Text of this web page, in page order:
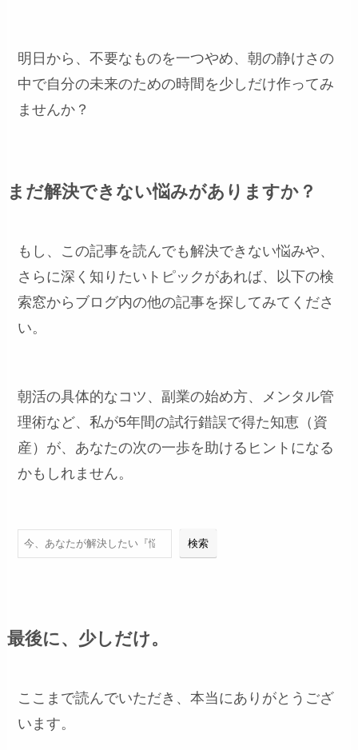
明日から、不要なものを一つやめ、朝の静けさの
中で自分の未来のための時間を少しだけ作ってみ
ませんか？
まだ解決できない悩みがありますか？
もし、この記事を読んでも解決できない悩みや、
さらに深く知りたいトピックがあれば、以下の検
索窓からブログ内の他の記事を探してみてくださ
い。
朝活の具体的なコツ、副業の始め方、メンタル管
理術など、私が5年間の試行錯誤で得た知恵（資
産）が、あなたの次の一歩を助けるヒントになる
かもしれません。
検索 検索
最後に、少しだけ。
ここまで読んでいただき、本当にありがとうござ
います。